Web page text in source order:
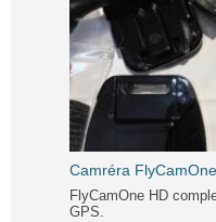
Camréra
FlyCamOne HD
GPS.